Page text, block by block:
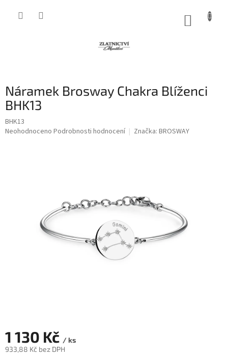
Náramek Brosway Chakra Blíženci
BHK13
BHK13
Průměrné
Neohodnoceno Podrobnosti hodnocení Značka: BROSWAY
1 130 Kč / ks
933,88 Kč bez DPH